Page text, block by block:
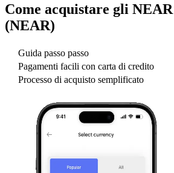
Come acquistare gli
(NEAR)
Guida passo passo
Pagamenti facili con carta di credito
Processo di acquisto semplificato